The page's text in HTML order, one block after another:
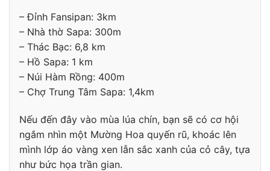
– Đỉnh Fansipan: 3km
– Nhà thờ Sapa: 300m
– Thác Bạc: 6,8 km
– Hồ Sapa: 1 km
– Núi Hàm Rồng: 400m
– Chợ Trung Tâm Sapa: 1,4km
Nếu đến đây vào mùa lúa chín, bạn sẽ có cơ hội
ngắm nhìn một Mường Hoa quyến rũ, khoác lên
mình lớp áo vàng xen lẫn sắc xanh của cỏ cây, tựa
như bức họa trần gian.